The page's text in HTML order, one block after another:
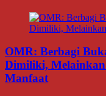
OMR: Berbagi
Dimiliki, Melainkan
Manfaat